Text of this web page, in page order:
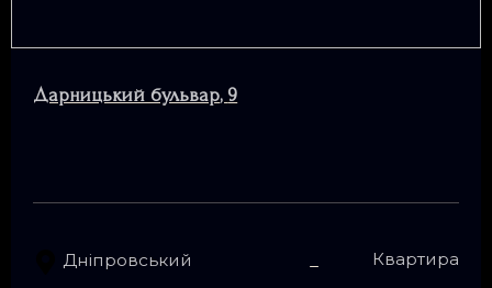
Дарницький бульвар,9
Дніпровський Квартира